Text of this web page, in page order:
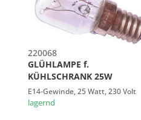
220068
GLÜHLAMPE f.
KÜHLSCHRANK 25W
E14-Gewinde, 25 Watt, 230 Volt
lagernd